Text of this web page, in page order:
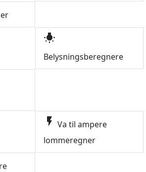
wb_incandescent
Belysningsberegnere
flash_on Va til ampere
lommeregner